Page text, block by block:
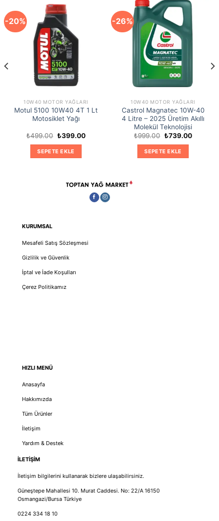
-20%
10W40 MOTOR YAĞLARI
Motul 5100 10W40 4T 1 Lt
Motosiklet Yağı
₺499.00 Orijinal
₺499.00.
₺399.00Şu
SEPETE EKLE
-26%
10W40 MOTOR YAĞLARI
Castrol Magnatec 10W-40
4 Litre – 2025 Üretim Akıllı
Molekül Teknolojisi
₺999.00 Orijinal
₺999.00.
₺739.00Şu
SEPETE EKLE
KURUMSAL
Mesafeli Satış Sözleşmesi
Gizlilik ve Güvenlik
İptal ve İade Koşulları
Çerez Politikamız
HIZLI MENÜ
Anasayfa
Hakkımızda
Tüm Ürünler
İletişim
Yardım & Destek
İLETİŞİM
İletişim bilgilerini kullanarak bizlere ulaşabilirsiniz.
Güneştepe Mahallesi 10. Murat Caddesi. No: 22/A 16150
Osmangazi/Bursa Türkiye
0224 334 18 10